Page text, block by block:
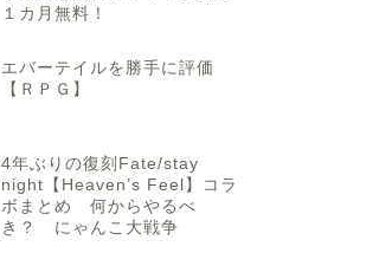
１カ月無料！
エバーテイルを勝手に評価
【ＲＰＧ】
4年ぶりの復刻Fate/stay
night【Heaven’s Feel】コラ
ボまとめ 何からやるべ
き？ にゃんこ大戦争